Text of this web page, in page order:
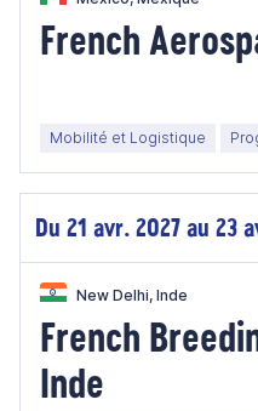
French
Mobilité et Logistique
Du 21 avr. 2027 au 23
New Delhi, Inde
French
Inde